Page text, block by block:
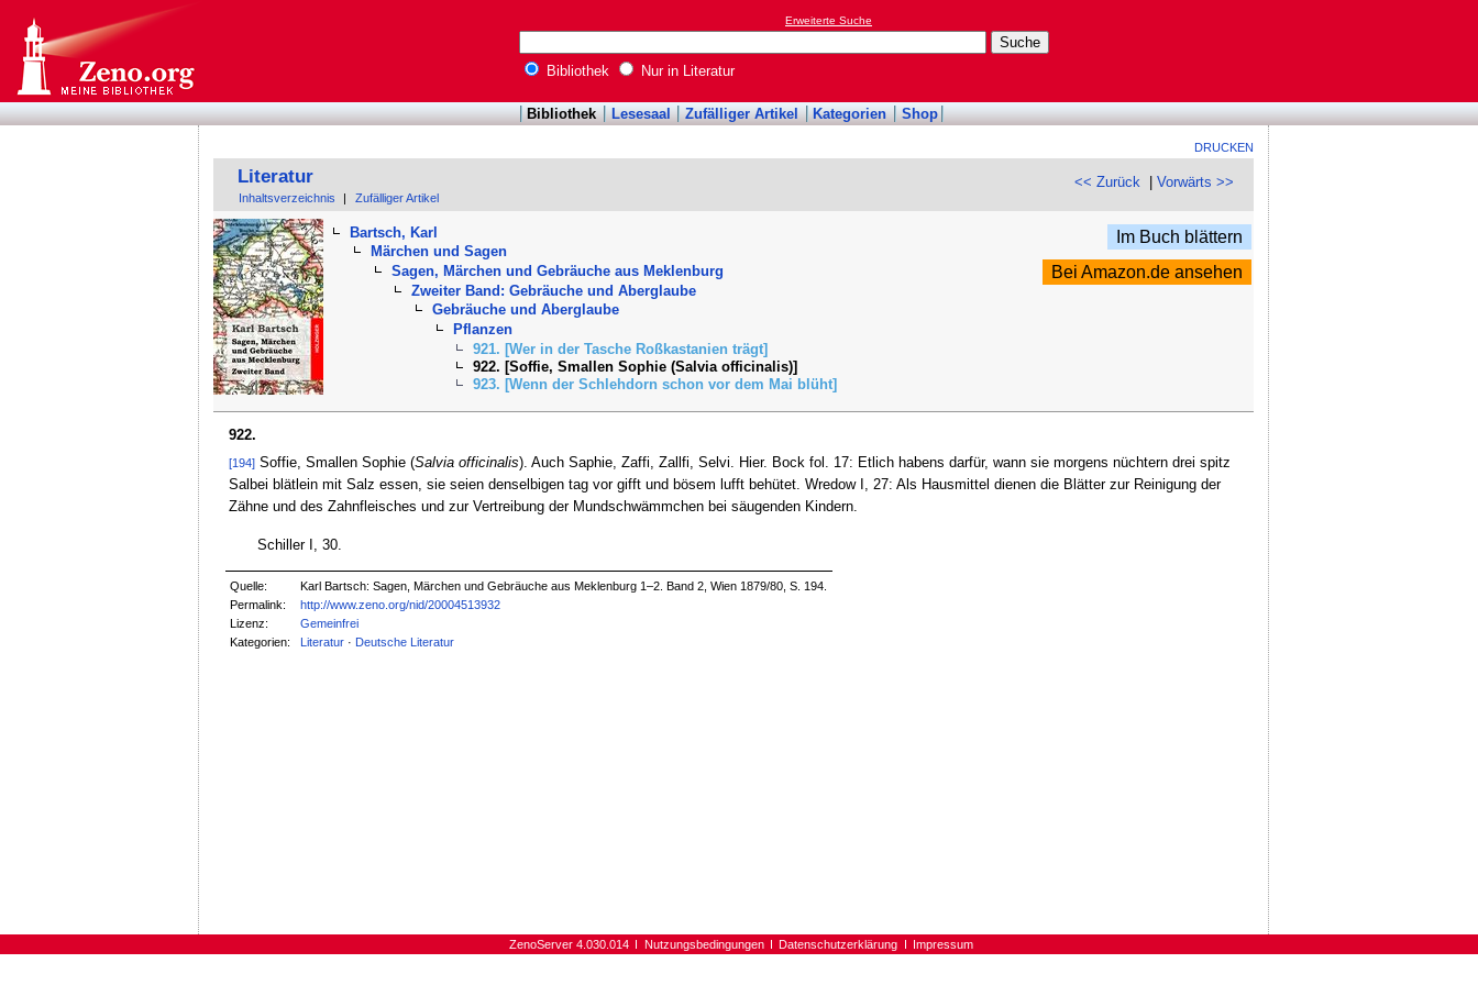
Erweiterte Suche
Bibliothek Nur in Literatur
Bibliothek Lesesaal Zufälliger Artikel Kategorien Shop
DRUCKEN
<< Zurück |Vorwärts >>
Literatur
Inhaltsverzeichnis Zufälliger Artikel
Bartsch, Karl
Märchen und Sagen
Sagen, Märchen und Gebräuche aus Meklenburg
Zweiter Band: Gebräuche und Aberglaube
Gebräuche und Aberglaube
Pflanzen
921. [Wer in der Tasche Roßkastanien trägt]
922. [Soffie, Smallen Sophie (Salvia officinalis)]
923. [Wenn der Schlehdorn schon vor dem Mai blüht]
Im Buch blättern
Bei Amazon.de ansehen
922.
[194]Soffie, Smallen Sophie (Salvia officinalis). Auch Saphie, Zaffi, Zallfi, Selvi. Hier. Bock fol. 17: Etlich habens darfür, wann sie morgens nüchtern drei spitz
Salbei blätlein mit Salz essen, sie seien denselbigen tag vor gifft und bösem lufft behütet. Wredow I, 27: Als Hausmittel dienen die Blätter zur Reinigung der
Zähne und des Zahnfleisches und zur Vertreibung der Mundschwämmchen bei säugenden Kindern.
Schiller I, 30.
Quelle:
Karl Bartsch: Sagen, Märchen und Gebräuche aus Meklenburg 1–2. Band 2, Wien 1879/80, S. 194.
Permalink:
http://www.zeno.org/nid/20004513932
Lizenz:
Gemeinfrei
Kategorien:
Literatur · Deutsche Literatur
ZenoServer 4.030.014 Nutzungsbedingungen Datenschutzerklärung Impressum